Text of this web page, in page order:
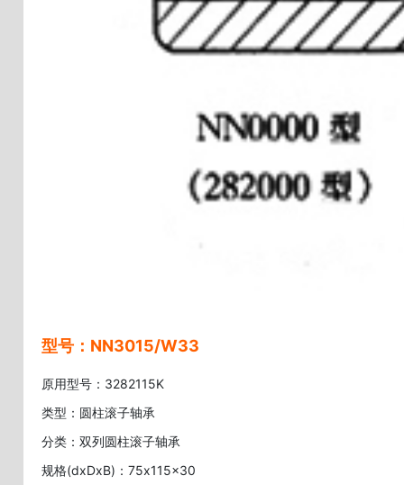
型号：NN3015/W33
原用型号：3282115K
类型：圆柱滚子轴承
分类：双列圆柱滚子轴承
规格(dxDxB)：75x115x30